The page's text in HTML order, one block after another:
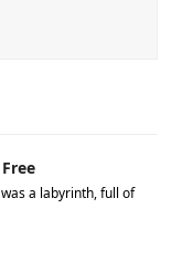
a labyrinth, full of